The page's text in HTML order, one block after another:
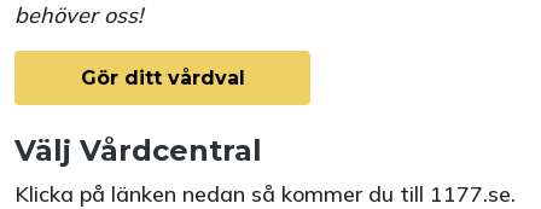
behöver oss!
Gör ditt vårdval
Välj Vårdcentral
Klicka på länken nedan så kommer du till 1177.se.